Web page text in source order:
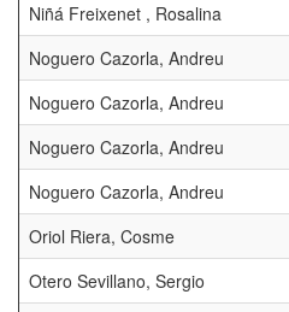
Niñá Freixenet , Rosalina
Noguero Cazorla, Andreu
Noguero Cazorla, Andreu
Noguero Cazorla, Andreu
Noguero Cazorla, Andreu
Oriol Riera, Cosme
Otero Sevillano, Sergio